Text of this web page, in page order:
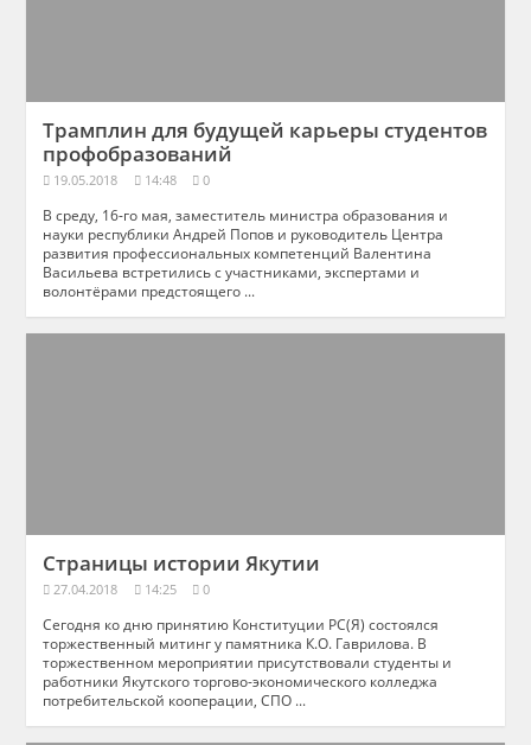
Трамплин для будущей карьеры студентов
профобразований
19.05.2018 14:48 0
В среду, 16-го мая, заместитель министра образования и
науки республики Андрей Попов и руководитель Центра
развития профессиональных компетенций Валентина
Васильева встретились с участниками, экспертами и
волонтёрами предстоящего ...
Страницы истории Якутии
27.04.2018 14:25 0
Сегодня ко дню принятию Конституции РС(Я) состоялся
торжественный митинг у памятника К.О. Гаврилова. В
торжественном мероприятии присутствовали студенты и
работники Якутского торгово-экономического колледжа
потребительской кооперации, СПО ...